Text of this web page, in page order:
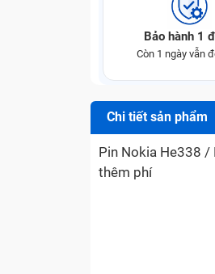
Bảo hành 1
Còn 1 ngày vẫn
Chi tiết sản phẩm
Pin Nokia He338 /
thêm phí